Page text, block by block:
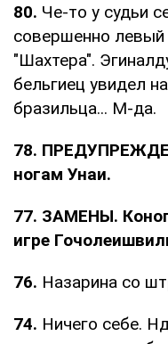
80. Че-то у судьи
совершенно
"Шахтера".
бельгиец увидел
бразильца... М-да.
78.
ногам Унаи.
77. ЗАМЕНЫ.
игре
76. Назарина со
74. Ничего себе.